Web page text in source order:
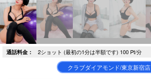
通話料金： 2ショット (最初の1分は半額です) 100 Pt/分
クラブダイアモンド/東京新宿店